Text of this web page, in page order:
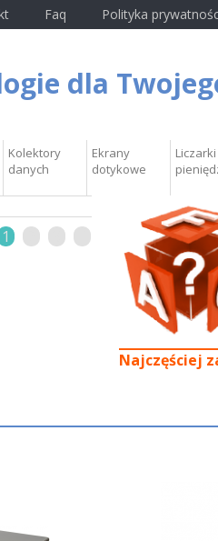
Faq Polityka
dla
Kolektory
danych
Ekrany
dotykowe
Liczarki
1
Najczęściej